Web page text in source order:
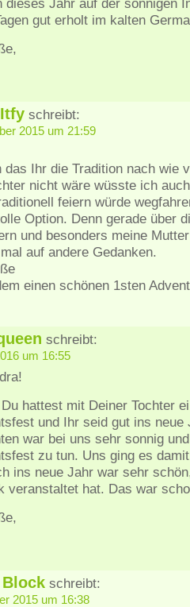
dieses Jahr auf der sonnigen
gut erholt im kalten
schreibt:
2015 um 21:59
das Ihr die Tradition nach wie
nicht wäre wüsste ich
feiern würde
Option. Denn gerade über
und besonders meine
auf andere Gedanken.
einen schönen 1sten Advent
schreibt:
um 16:55
hattest mit Deiner Tochter
und Ihr seid gut ins neue
war bei uns sehr sonnig
zu tun. Uns ging es
ins neue Jahr war sehr
veranstaltet hat. Das war
Block schreibt:
2015 um 16:38